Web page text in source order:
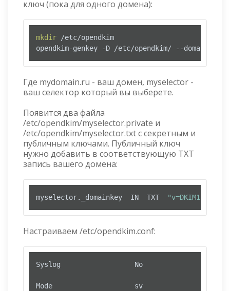
ключ (пока для одного домена):
mkdir /etc/opendkim
Где mydomain.ru - ваш домен, myselector -
ваш селектор который вы выберете.
Появится два файла
/etc/opendkim/myselector.private и
/etc/opendkim/myselector.txt с секретным и
публичным ключами. Публичный ключ
нужно добавить в соответствующую TXT
запись вашего домена:
myselector._domainkey  IN  TXT "v=DKIM1; k=rsa;
Настраиваем /etc/opendkim.conf:
Syslog                  No
Mode                    sv